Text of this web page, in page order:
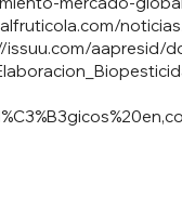
aapresid/